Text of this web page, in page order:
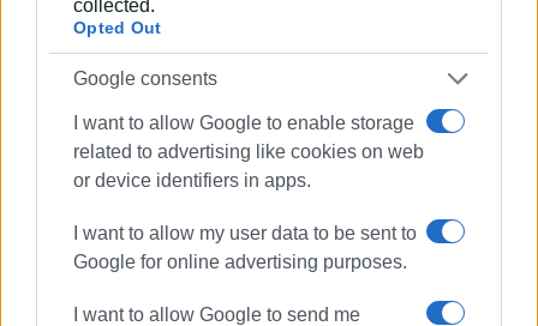
collected.
Opted Out
Google consents
I want to allow Google to enable storage
related to advertising like cookies on web
or device identifiers in apps.
I want to allow my user data to be sent to
Google for online advertising purposes.
I want to allow Google to send me
Θέση 7η. Η παροχή πλήρους δημόσιας υγείας, δωρεάν
δημόσια κοινωνικά αγαθά.
Θέση 8η. Τα σχέδια νόμου να είναι αυστηρά
μονοθεματικά (π.χ. για τη δημόσια υγεία μόνο).
Απαγορεύονται ρητά, με συνταγματική διάταξη και με
κύρωση την απόλυτη ακυρότητα του νόμου, η κακή
νομοθέτηση, τα «νομοσχέδια-σκούπα», οι επιπόλαιες
τροποποιήσεις Κωδίκων και οι χαριστικές